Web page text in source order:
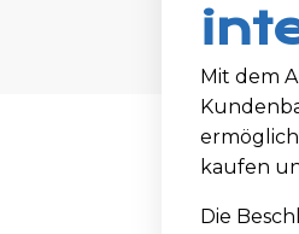
Mit dem
kaufen
Die